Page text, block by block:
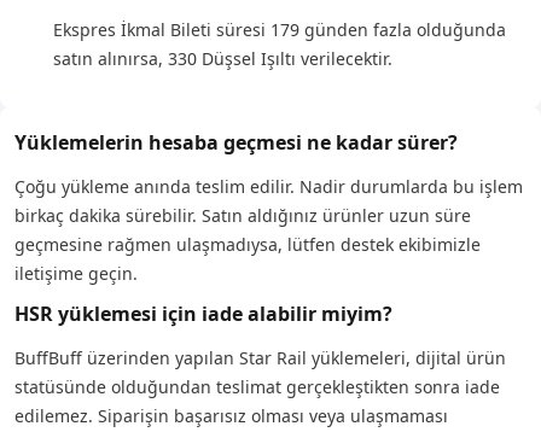
Ekspres İkmal Bileti süresi 179 günden fazla olduğunda
satın alınırsa, 330 Düşsel Işıltı verilecektir.
Yüklemelerin hesaba geçmesi ne kadar sürer?
Çoğu yükleme anında teslim edilir. Nadir durumlarda bu işlem
birkaç dakika sürebilir. Satın aldığınız ürünler uzun süre
geçmesine rağmen ulaşmadıysa, lütfen destek ekibimizle
iletişime geçin.
HSR yüklemesi için iade alabilir miyim?
BuffBuff üzerinden yapılan Star Rail yüklemeleri, dijital ürün
statüsünde olduğundan teslimat gerçekleştikten sonra iade
edilemez. Siparişin başarısız olması veya ulaşmaması